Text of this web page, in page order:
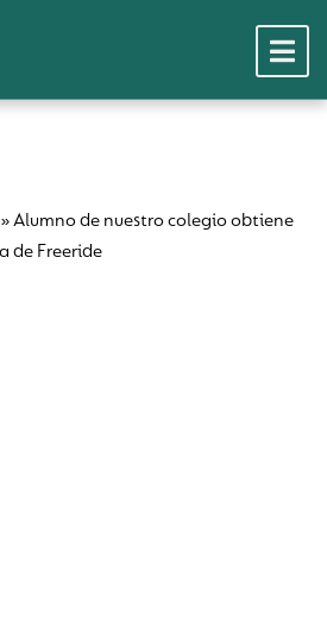
Alumno de nuestro colegio obtiene
de Freeride